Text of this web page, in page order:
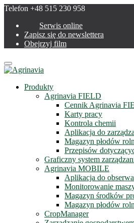
Telefon +48 515 230 958
Serwis online
Zapisz się do newslettera
Obejrzyj film
Menu
Produkty
Agrinavia FIELD
Cennik Agrinavia
Karty pracy
Kontrola chemii
Aplikacja do
Magazyn płodów
Przepisów
Graficzny system
Agrinavia MOBILE
Aplikacja do
Monitorowanie
Magazyn środków
Magazyn płodów
CropManager